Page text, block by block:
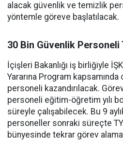
alacak güvenlik ve temizlik
yöntemle göreve başlatılacak.
30 Bin Güvenlik Personeli
İçişleri Bakanlığı iş birliğiyle
Yararına Program
personeli kazandırılacak.
personeli eğitim-öğretim yılı
süreyle çalışabilecek. Bu 9
personeller sonraki süreçte
bünyesinde tekrar görev